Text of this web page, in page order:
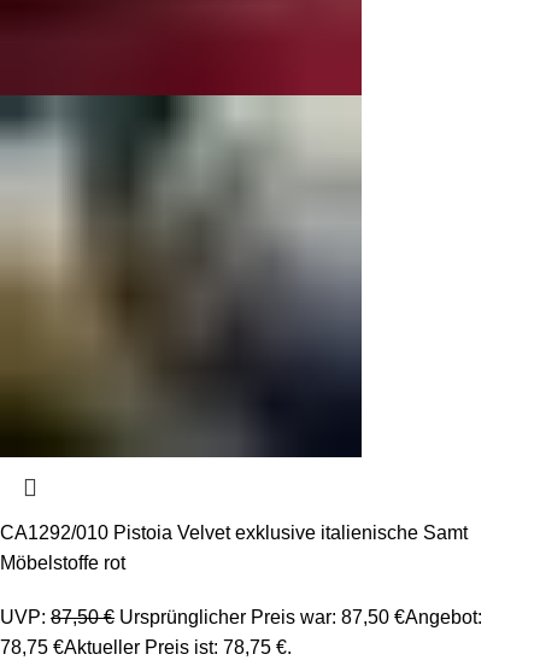
CA1292/010 Pistoia Velvet exklusive italienische Samt
Möbelstoffe rot
UVP: 87,50€ Ursprünglicher Preis war: 87,50 €Angebot:
78,75 €Aktueller Preis ist: 78,75 €.